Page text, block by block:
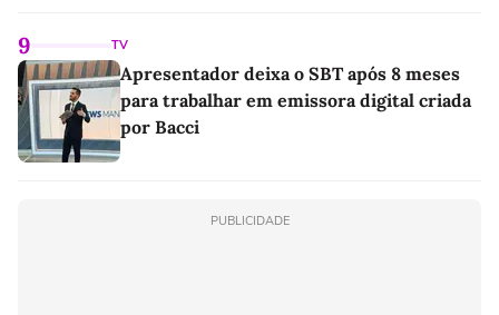
9 TV
Apresentador deixa o SBT após 8 meses
para trabalhar em emissora digital criada
por Bacci
PUBLICIDADE